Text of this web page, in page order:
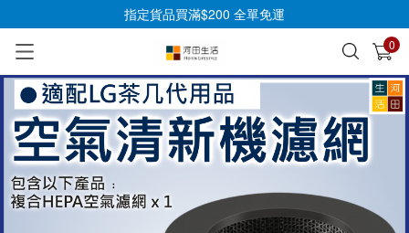
指定貨品買滿$200 全單免運
0
已加入購物車 查看